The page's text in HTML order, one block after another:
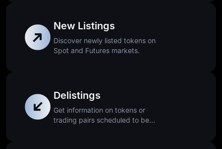
New Listings
Discover newly listed tokens on
Spot and Futures markets.
Delistings
Get information on tokens or
trading pairs scheduled to be